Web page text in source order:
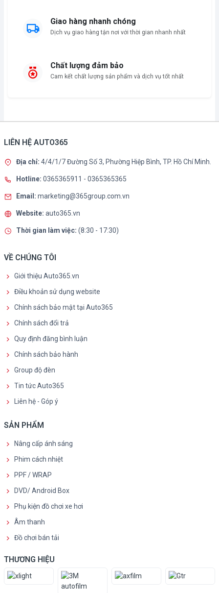
Giao hàng nhanh chóng
Dịch vụ giao hàng tận nơi với thời gian nhanh nhất
Chất lượng đảm bảo
Cam kết chất lượng sản phẩm và dịch vụ tốt nhất
LIÊN HỆ AUTO365
Địa chỉ: 4/4/1/7 Đường Số 3, Phường Hiệp Bình, TP. Hồ Chí Minh.
Hotline: 0365365911 - 0365365365
Email: marketing@365group.com.vn
Website: auto365.vn
Thời gian làm việc: (8:30 - 17:30)
VỀ CHÚNG TÔI
Giới thiệu Auto365.vn
Điều khoản sử dụng website
Chính sách bảo mật tại Auto365
Chính sách đổi trả
Quy định đăng bình luận
Chính sách bảo hành
Group độ đèn
Tin tức Auto365
Liên hệ - Góp ý
SẢN PHẨM
Nâng cấp ánh sáng
Phim cách nhiệt
PPF / WRAP
DVD/ Android Box
Phụ kiện đồ chơi xe hơi
Âm thanh
Đồ chơi bán tải
THƯƠNG HIỆU